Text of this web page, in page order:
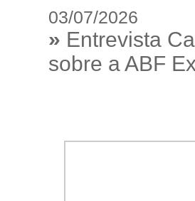
03/07/2026
» Entrevista
sobre a ABF